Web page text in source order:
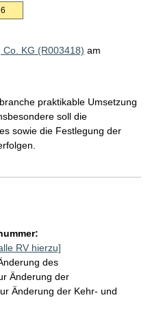
KG (R003418) am
praktikable Umsetzung
soll die
sowie die Festlegung der
RV hierzu]
des
Änderung der
Änderung der Kehr- und